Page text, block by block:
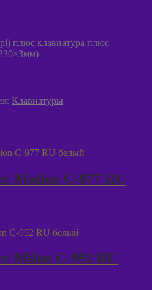
плюс клавиатура плюс
Клавиатуры
Motion C-977 RU
Milan C-992 RU